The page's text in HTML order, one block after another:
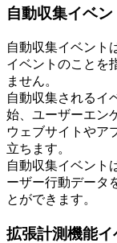
自動収集イベン
自動収集イベント
イベントのことを
ません。
自動収集されるイ
始、ユーザーエン
ウェブサイトやア
立ちます。
自動収集イベント
ーザー行動データ
とができます。
拡張計測機能イ